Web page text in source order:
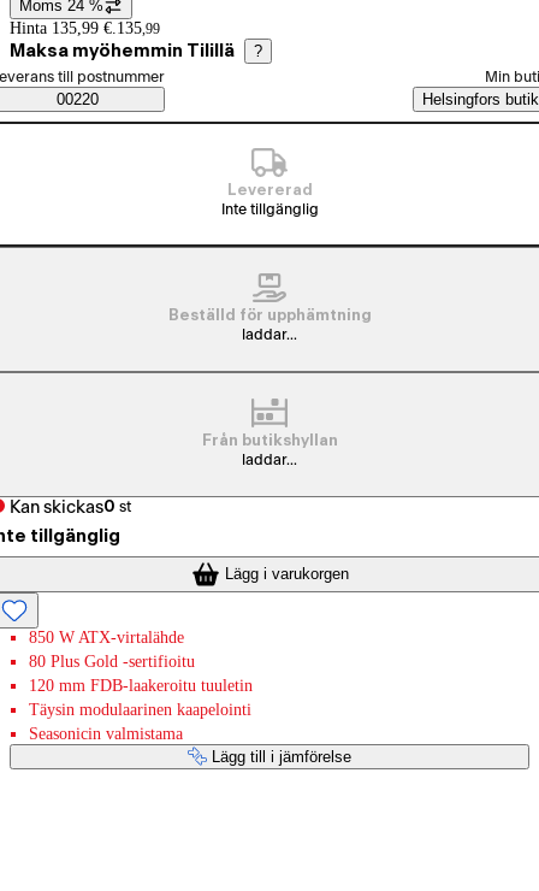
Prisinformation
Moms 24 %
Hinta 135,99 €. 135,99
Maksa myöhemmin Tilillä ?
Saatavuustiedot
beställningssätt
till postnummer
00220
Min
Helsingfors butik
Levererad
Inte tillgänglig
Beställd för upphämtning
laddar...
Från butikshyllan
laddar...
Kan skickas0 st
tillgänglig
Lägg i varukorgen
850 W ATX-virtalähde
80 Plus Gold -sertifioitu
120 mm FDB-laakeroitu tuuletin
Täysin modulaarinen kaapelointi
Seasonicin valmistama
Lägg till i jämförelse